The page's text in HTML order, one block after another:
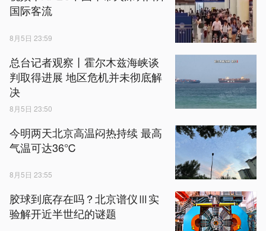
国际客流
8月5日 23:59
总台记者观察丨霍尔木兹海峡谈
判取得进展 地区危机并未彻底解
决
8月5日 23:50
今明两天北京高温闷热持续 最高
气温可达36℃
8月5日 23:55
胶球到底存在吗？北京谱仪Ⅲ实
验解开近半世纪的谜题